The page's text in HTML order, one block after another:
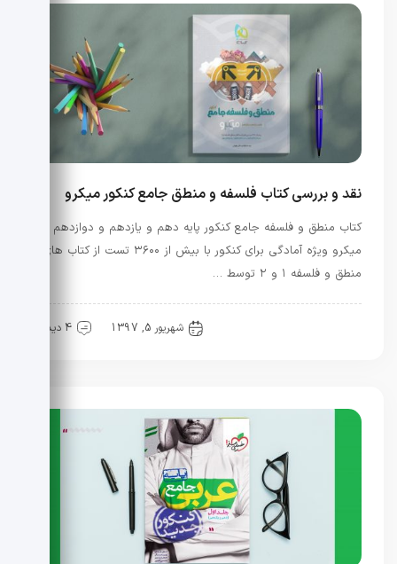
نقد و بررسی کتاب فلسفه و منطق جامع کنکور میکرو
کتاب منطق و فلسفه جامع کنکور پایه دهم و یازدهم و دوازدهم
میکرو ویژه آمادگی برای کنکور با بیش از ۳۶۰۰ تست از کتاب های
منطق و فلسفه ۱ و ۲ توسط …
شهریور 5, 1397 4 دیدگاه